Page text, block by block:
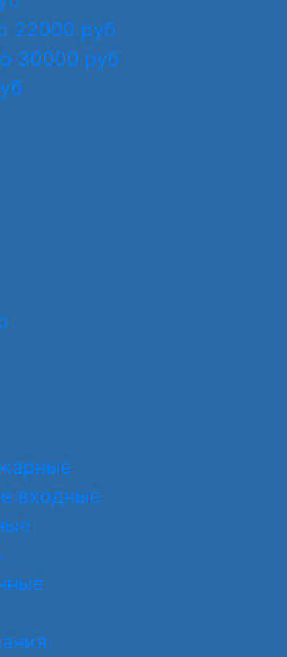
22000 руб
30000 руб
входные